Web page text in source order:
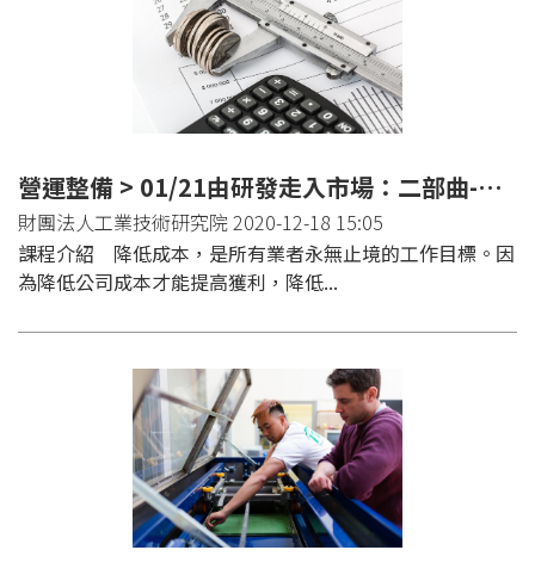
營運整備 > 01/21由研發走入市場：二部曲-成本降低實務運用班(台北)
財團法人工業技術研究院 2020-12-18 15:05
課程介紹 降低成本，是所有業者永無止境的工作目標。因
為降低公司成本才能提高獲利，降低...